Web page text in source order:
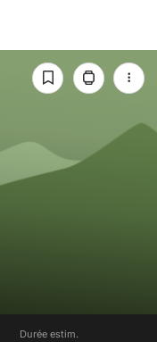
Durée estim.